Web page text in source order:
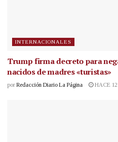
INTERNACIONALES
Trump firma decreto para
nacidos de madres «turistas»
por Redacción Diario La Página HACE 12